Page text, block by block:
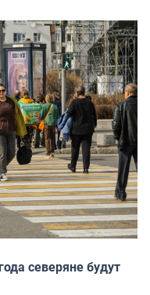
северяне будут